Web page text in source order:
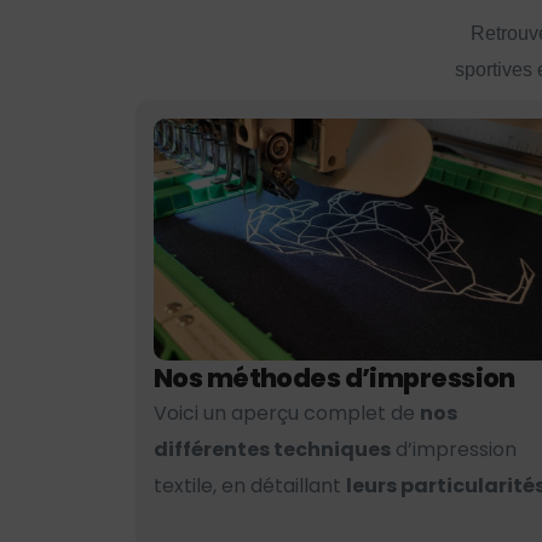
sportives
Nos méthodes d’impression
Voici un aperçu complet de nos
différentes techniques d’impression
textile, en détaillant leurs